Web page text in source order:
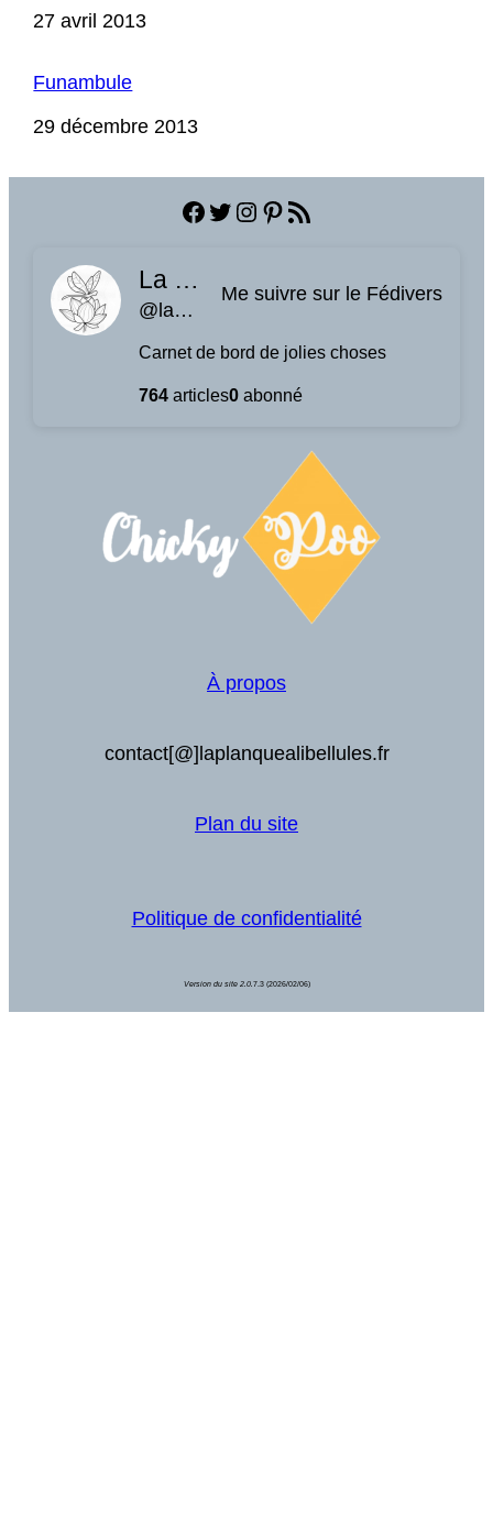
Date
27 avril 2013
Funambule
Date
29 décembre 2013
Facebook
Twitter
Instagram
Pinterest
Flux RSS
La planque à libellules
@laplanquealibellules.fr@www.laplanquealibellules.fr
Me suivre sur le Fédivers
Carnet de bord de jolies choses
764 articles0 abonné
À propos
contact[@]laplanquealibellules.fr
Plan du site
Politique de confidentialité
Version du site 2.0. 7.3 (2026/02/06)